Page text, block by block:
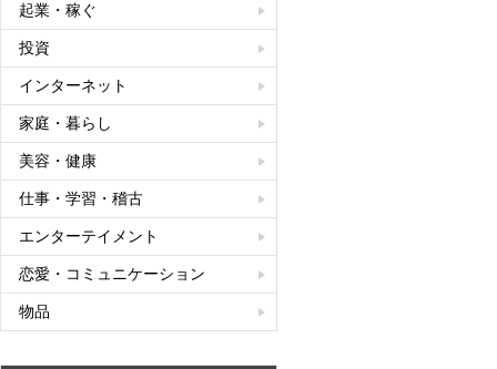
起業・稼ぐ
投資
インターネット
家庭・暮らし
美容・健康
仕事・学習・稽古
エンターテイメント
恋愛・コミュニケーション
物品